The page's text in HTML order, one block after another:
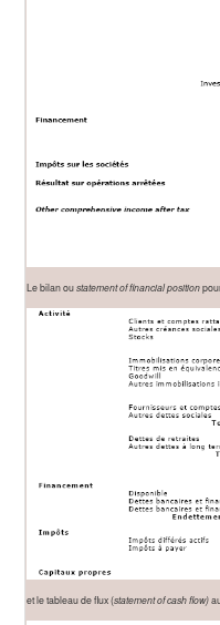
Le bilan oustatement of financial position
et le tableau de flux (statement of cash flow)